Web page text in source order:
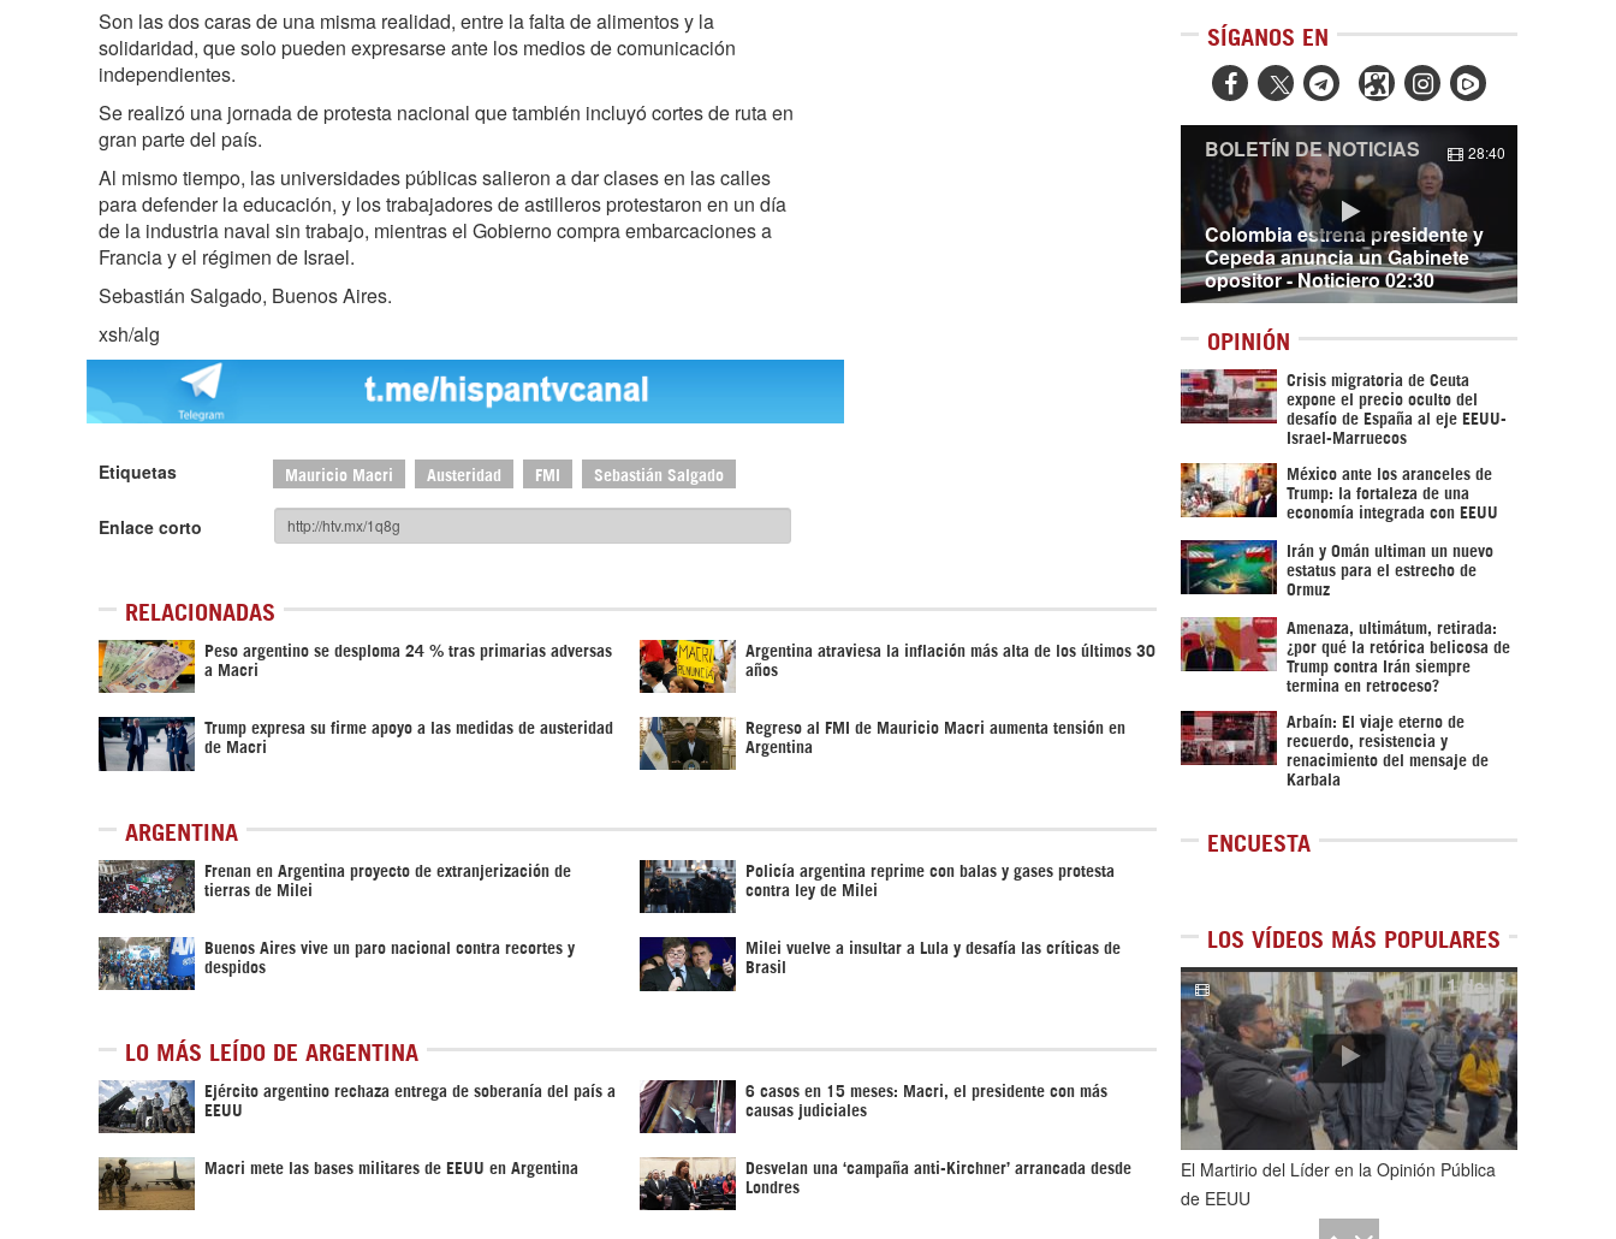
Son las dos caras de una misma realidad, entre la falta de alimentos y la
solidaridad, que solo pueden expresarse ante los medios de comunicación
independientes.
Se realizó una jornada de protesta nacional que también incluyó cortes de ruta en
gran parte del país.
Al mismo tiempo, las universidades públicas salieron a dar clases en las calles
para defender la educación, y los trabajadores de astilleros protestaron en un día
de la industria naval sin trabajo, mientras el Gobierno compra embarcaciones a
Francia y el régimen de Israel.
Sebastián Salgado, Buenos Aires.
xsh/alg
Etiquetas Mauricio Macri Austeridad FMI Sebastián Salgado
Enlace corto
RELACIONADAS
Peso argentino se desploma 24 % tras primarias adversas
a Macri
Argentina atraviesa la inflación más alta de los últimos 30
años
Trump expresa su firme apoyo a las medidas de austeridad
de Macri
Regreso al FMI de Mauricio Macri aumenta tensión en
Argentina
ARGENTINA
Frenan en Argentina proyecto de extranjerización de
tierras de Milei
Policía argentina reprime con balas y gases protesta
contra ley de Milei
Buenos Aires vive un paro nacional contra recortes y
despidos
Milei vuelve a insultar a Lula y desafía las críticas de
Brasil
LO MÁS LEÍDO DE ARGENTINA
Ejército argentino rechaza entrega de soberanía del país a
EEUU
6 casos en 15 meses: Macri, el presidente con más
causas judiciales
Macri mete las bases militares de EEUU en Argentina Desvelan una ‘campaña anti-Kirchner’ arrancada desde
Londres
SÍGANOS EN
  
Colombia estrena presidente y
Cepeda anuncia un Gabinete
opositor - Noticiero 02:30
BOLETÍN DE NOTICIAS 28:40
OPINIÓN
Crisis migratoria de Ceuta
expone el precio oculto del
desafío de España al eje EEUU-
Israel-Marruecos
México ante los aranceles de
Trump: la fortaleza de una
economía integrada con EEUU
Irán y Omán ultiman un nuevo
estatus para el estrecho de
Ormuz
Amenaza, ultimátum, retirada:
¿por qué la retórica belicosa de
Trump contra Irán siempre
termina en retroceso?
Arbaín: El viaje eterno de
recuerdo, resistencia y
renacimiento del mensaje de
Karbala
ENCUESTA
LOS VÍDEOS MÁS POPULARES
1de5
El Martirio del Líder en la Opinión Pública
de EEUU